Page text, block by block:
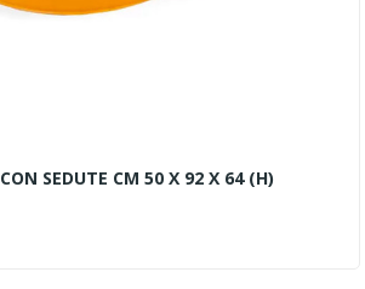
SEDUTE CM 50 X 92 X 64 (H)